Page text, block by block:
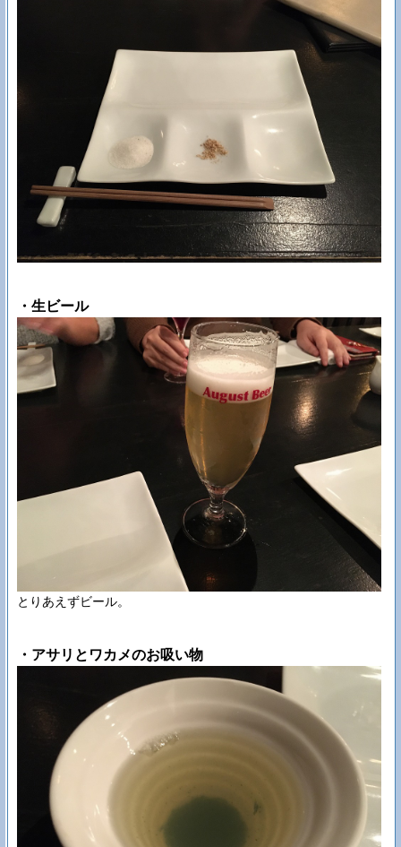
・生ビール
とりあえずビール。
・アサリとワカメのお吸い物